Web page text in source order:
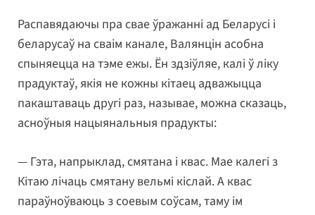
Распавядаючы пра свае ўражанні ад Беларусі і
беларусаў на сваім канале, Валянцін асобна
спыняецца на тэме ежы. Ён здзіўляе, калі ў ліку
прадуктаў, якія не кожны кітаец адважыцца
пакаштаваць другі раз, называе, можна сказаць,
асноўныя нацыянальныя прадукты:
— Гэта, напрыклад, смятана і квас. Мае калегі з
Кітаю лічаць смятану вельмі кіслай. А квас
параўноўваюць з соевым соўсам, таму ім